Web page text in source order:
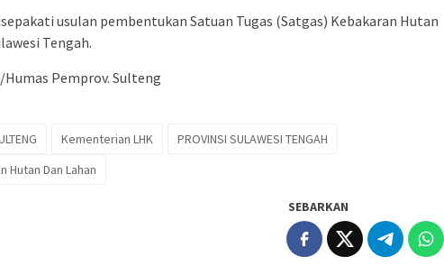
usulan pembentukan Satuan Tugas (Satgas) Kebakaran Hutan
Tengah.
Pemprov. Sulteng
Kementerian LHK
PROVINSI SULAWESI TENGAH
Hutan Dan Lahan
SEBARKAN